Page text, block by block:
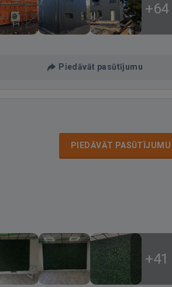
+64
Piedāvāt pasūtījumu
PIEDĀVĀT PASŪTĪJUMU
+41